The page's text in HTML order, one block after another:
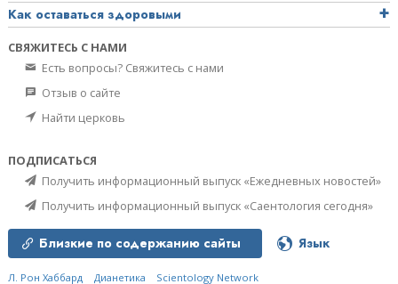
Как оставаться здоровыми
СВЯЖИТЕСЬ С НАМИ
Есть вопросы? Свяжитесь с нами
Отзыв о сайте
Найти церковь
ПОДПИСАТЬСЯ
Получить информационный выпуск «Ежедневных новостей»
Получить информационный выпуск «Саентология сегодня»
Близкие по содержанию сайты Язык
Л. Рон Хаббард Дианетика Scientology Network